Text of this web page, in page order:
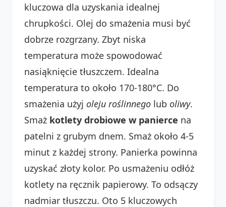
kluczowa dla uzyskania idealnej
chrupkości. Olej do smażenia musi być
dobrze rozgrzany. Zbyt niska
temperatura może spowodować
nasiąknięcie tłuszczem. Idealna
temperatura to około 170-180°C. Do
smażenia użyj oleju roślinnego lub oliwy.
Smaż kotlety drobiowe w panierce na
patelni z grubym dnem. Smaż około 4-5
minut z każdej strony. Panierka powinna
uzyskać złoty kolor. Po usmażeniu odłóż
kotlety na ręcznik papierowy. To odsączy
nadmiar tłuszczu. Oto 5 kluczowych